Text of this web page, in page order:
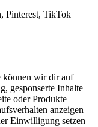
Pinterest, TikTok
können wir dir auf
gesponserte Inhalte
oder Produkte
anzeigen
Einwilligung setzen